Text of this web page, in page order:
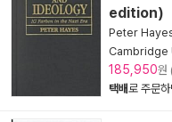
edition)
Peter
Cambridge
185,950원
택배로 주문하